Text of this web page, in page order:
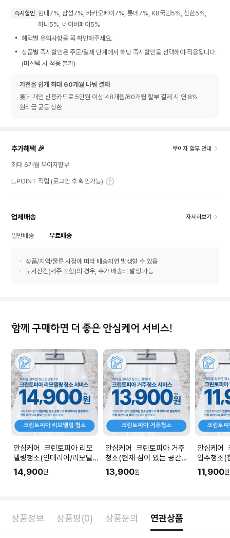
즉시할인 현대7%, 삼성7%, 카카오페이7%, 롯데7%, KB국민5%, 신한5%,
하나5%, 네이버페이5%
혜택별 유의사항을 꼭 확인해주세요.
상품별 즉시할인은 주문/결제 단계에서 해당 즉시할인을 선택해야 적용됩니다.
(미선택 시 적용 불가)
가전을 쉽게 최대 60개월 나눠 결제
롯데 개인 신용카드로 5만원 이상 48개월/60개월 할부 결제 시 연 8%
원리금 균등 상환
추가혜택 🎉 무이자 할부 안내
최대 6개월 무이자할부
L.POINT 적립 (로그인 후 확인가능)
업체배송 자세히보기
일반배송 무료배송
상품/지역/물류 사정에 따라 배송지연 발생할 수 있음
도서산간(제주 포함)의 경우, 추가 배송비 발생 가능
함께 구매하면 더 좋은 안심케어 서비스!
안심케어 크린토피아 리모
델링청소(인테리어/리모델
링 공사 직후) I 공간 평수에
맞춰 수량을 입력해주세요.
14,900원
안심케어 크린토피아 거주
청소(현재 짐이 있는 공간청
소) I 공간 평수에 맞춰 수량
을 입력해주세요.
13,900원
안심케어
입주청소(
청소) I 공
량을 입력
11,900원
상품정보 상품평(0) 상품문의 연관상품